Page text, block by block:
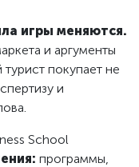
игры меняются.
и аргументы
покупает не
и
School
программы,